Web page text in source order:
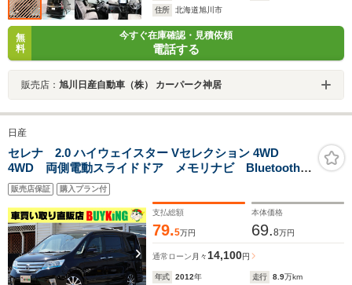
住所
北海道旭川市
無
料
今すぐ在庫確認・見積依頼
電話する
販売店： 旭川日産自動車（株） カーパーク神居
日産
セレナ 2.0 ハイウェイスター Vセレクション 4WD
4WD 両側電動スライドドア メモリナビ Bluetooth
CDDVD バックカメラ 2024年製夏タイヤ HIDヘッ
ドライト エンジンスターター ETC HIDヘッドライ
ト オートライト
販売店保証 購入プラン付
支払総額
79.5万円
本体価格
69.8万円
通常ローン 月々14,100円
年式 2012年 走行 8.9万km